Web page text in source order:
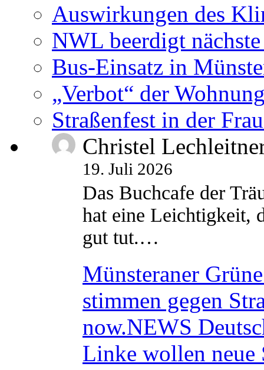
Auswirkungen des
NWL beerdigt
Bus-Einsatz in
„Verbot“ der
Straßenfest in der
Christel
19. Juli 2026
Das Buchcafe der
hat eine Leichtigkeit,
gut tut.…
Münsteraner
stimmen gegen
now.NEWS
Linke wollen neue